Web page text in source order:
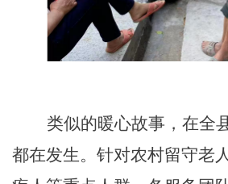
类似的暖心故事，在全
都在发生。针对农村留守老